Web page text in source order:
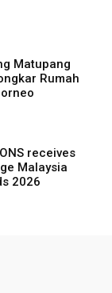
Matupang
Rumah
receives
Malaysia
2026